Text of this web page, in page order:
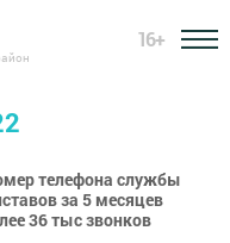
16+
телефона службы
за 5 месяцев
36 тыс звонков